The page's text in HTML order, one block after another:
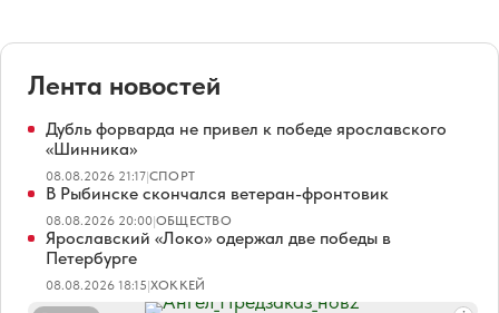
Лента новостей
Дубль форварда не привел к победе ярославского
«Шинника»
08.08.2026 21:17|СПОРТ
В Рыбинске скончался ветеран-фронтовик
08.08.2026 20:00|ОБЩЕСТВО
Ярославский «Локо» одержал две победы в
Петербурге
08.08.2026 18:15|ХОККЕЙ